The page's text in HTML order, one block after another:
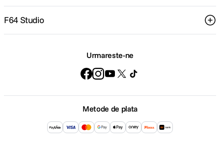
F64 Studio
Urmareste-ne
Metode de plata